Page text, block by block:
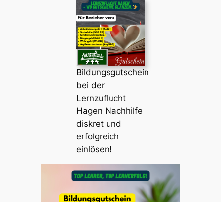
Bildungsgutschein
bei der
Lernzuflucht
Hagen Nachhilfe
diskret und
erfolgreich
einlösen!